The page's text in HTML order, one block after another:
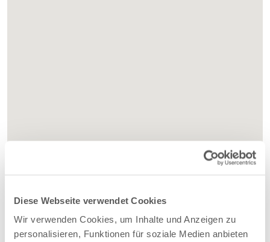
Diese Webseite verwendet Cookies
Wir verwenden Cookies, um Inhalte und Anzeigen zu
personalisieren, Funktionen für soziale Medien anbieten